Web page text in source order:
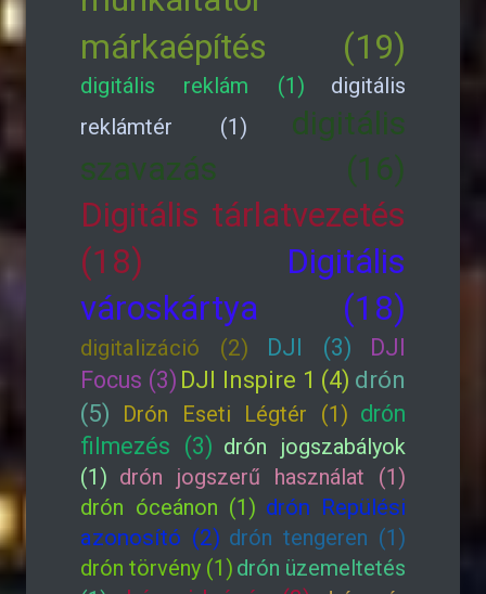
márkaépítés (19)
digitális reklám (1)
digitális
reklámtér (1)
digitális
szavazás (16)
Digitális tárlatvezetés
(18)
Digitális
városkártya (18)
digitalizáció (2) DJI (3)
DJI
Focus (3) DJI Inspire 1 (4) drón
(5)
Drón Eseti Légtér (1) drón
filmezés (3) drón jogszabályok
(1) drón jogszerű használat (1)
drón óceánon (1) drón Repülési
azonosító (2) drón tengeren (1)
drón törvény (1) drón üzemeltetés